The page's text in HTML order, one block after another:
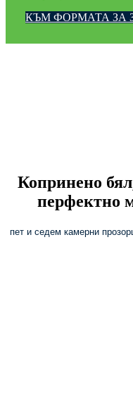
КЪМ ФОРМАТА ЗА
Копринено
перфектно
пет и седем камерни